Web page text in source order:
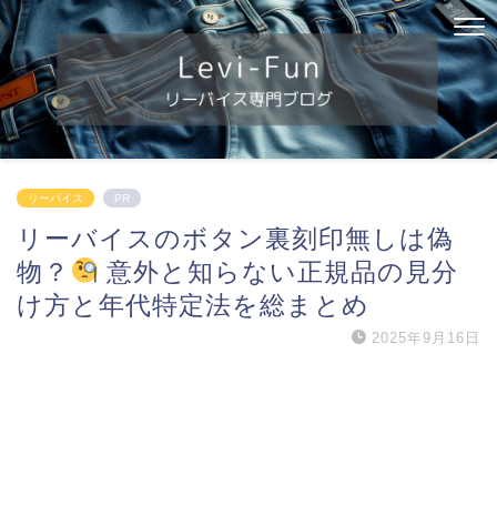
リーバイス PR
リーバイスのボタン裏刻印無しは偽
物？
意外と知らない正規品の見分
け方と年代特定法を総まとめ
2025年9月16日